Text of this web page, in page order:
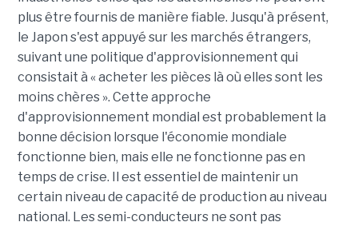
plus être fournis de manière fiable. Jusqu'à présent,
le Japon s'est appuyé sur les marchés étrangers,
suivant une politique d'approvisionnement qui
consistait à « acheter les pièces là où elles sont les
moins chères ». Cette approche
d'approvisionnement mondial est probablement la
bonne décision lorsque l'économie mondiale
fonctionne bien, mais elle ne fonctionne pas en
temps de crise. Il est essentiel de maintenir un
certain niveau de capacité de production au niveau
national. Les semi-conducteurs ne sont pas